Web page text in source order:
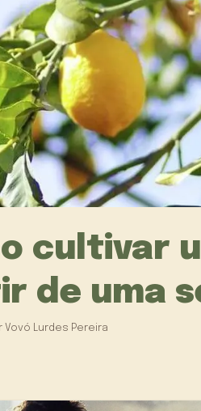
cultivar
de uma
Vovó Lurdes Pereira